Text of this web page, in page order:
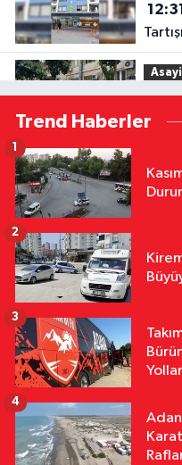
12:31
12:16
11:31
Trend Haberler
1
2
3
4